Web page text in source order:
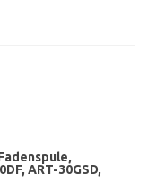
ART-30GSD,